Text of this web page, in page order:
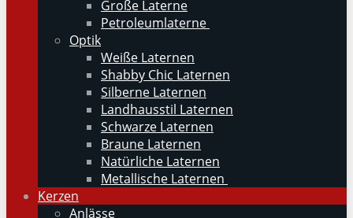
Große Laterne
Petroleumlaterne
Optik
Weiße Laternen
Shabby Chic Laternen
Silberne Laternen
Landhausstil Laternen
Schwarze Laternen
Braune Laternen
Natürliche Laternen
Metallische Laternen
Kerzen
Anlässe